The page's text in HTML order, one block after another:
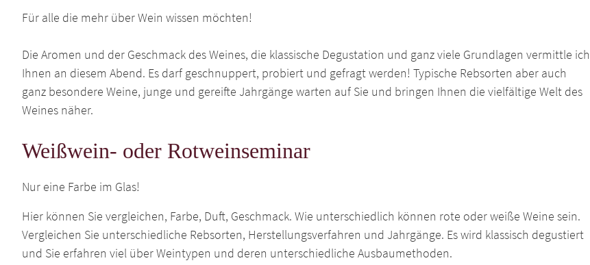
Für alle die mehr über Wein wissen möchten!
Die Aromen und der Geschmack des Weines, die klassische Degustation und ganz viele Grundlagen vermittle ich
Ihnen an diesem Abend. Es darf geschnuppert, probiert und gefragt werden! Typische Rebsorten aber auch
ganz besondere Weine, junge und gereifte Jahrgänge warten auf Sie und bringen Ihnen die vielfältige Welt des
Weines näher.
Weißwein- oder Rotweinseminar
Nur eine Farbe im Glas!
Hier können Sie vergleichen, Farbe, Duft, Geschmack. Wie unterschiedlich können rote oder weiße Weine sein.
Vergleichen Sie unterschiedliche Rebsorten, Herstellungsverfahren und Jahrgänge. Es wird klassisch degustiert
und Sie erfahren viel über Weintypen und deren unterschiedliche Ausbaumethoden.